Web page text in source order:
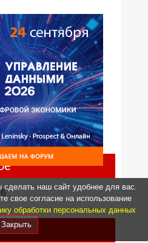
наш сайт удобнее для вас.
свое согласие на использование
обработки персональных данных
Закрыть